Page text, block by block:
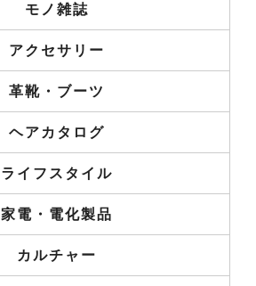
モノ雑誌
アクセサリー
革靴・ブーツ
ヘアカタログ
ライフスタイル
家電・電化製品
カルチャー